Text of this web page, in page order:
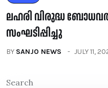
ലഹരി വിരുദ്ധ
സംഘടിപ്പിച്ചു
BY SANJO NEWS JULY 11,
Search